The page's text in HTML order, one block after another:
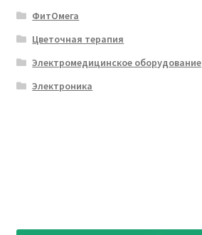
ФитОмега
Цветочная терапия
Электромедицинское оборудование
Электроника